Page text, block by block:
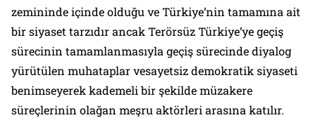
zemininde içinde olduğu ve Türkiye’nin tamamına ait
bir siyaset tarzıdır ancak Terörsüz Türkiye’ye geçiş
sürecinin tamamlanmasıyla geçiş sürecinde diyalog
yürütülen muhataplar vesayetsiz demokratik siyaseti
benimseyerek kademeli bir şekilde müzakere
süreçlerinin olağan meşru aktörleri arasına katılır.